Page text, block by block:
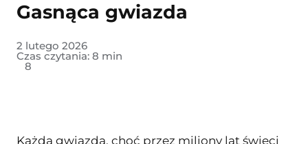
Gasnąca gwiazda
2 lutego 2026
Czas czytania: 8 min
8
Każda gwiazda, choć przez miliony lat świeci